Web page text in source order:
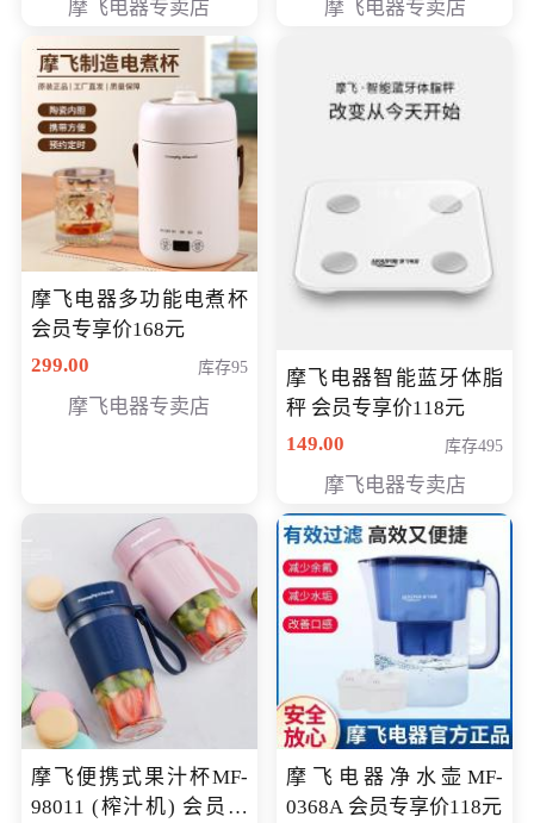
摩飞电器专卖店 摩飞电器专卖店
摩飞电器多功能电煮杯
会员专享价168元
299.00
库存95
摩飞电器专卖店
摩飞电器智能蓝牙体脂
秤 会员专享价118元
149.00
库存495
摩飞电器专卖店
摩飞便携式果汁杯MF-
98011 (榨汁机) 会员专
摩飞电器净水壶MF-
0368A 会员专享价118元